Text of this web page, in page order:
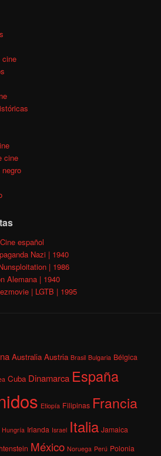
cine
cine
español
Nazi | 1940
| 1986
Alemana | 1940
| LGTB | 1995
Australia Austria Brasil Bulgaria Bélgica
Cuba Dinamarca España
Etiopía Filipinas Francia
Hungría Irlanda Israel Italia Jamaica
México Noruega Perú Polonia